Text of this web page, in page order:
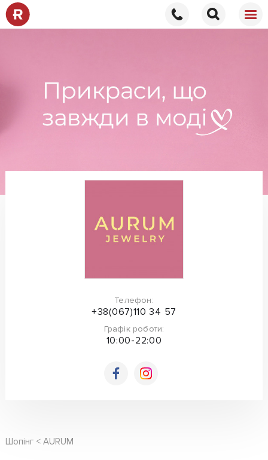
Телефон:
+38(067)110 34 57
Графік роботи:
10:00-22:00
Шопінг AURUM